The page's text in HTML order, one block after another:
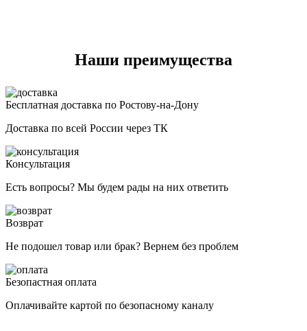
Наши преимущества
Бесплатная доставка по Ростову-на-Дону
Доставка по всей России через ТК
Консультация
Есть вопросы? Мы будем рады на них ответить
Возврат
Не подошел товар или брак? Вернем без проблем
Безопастная оплата
Оплачивайте картой по безопасному каналу